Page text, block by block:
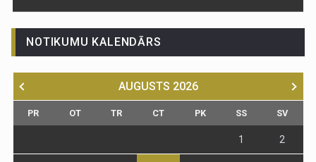
NOTIKUMU KALENDĀRS
AUGUSTS 2026
PR OT TR CT PK SS SV
1 2